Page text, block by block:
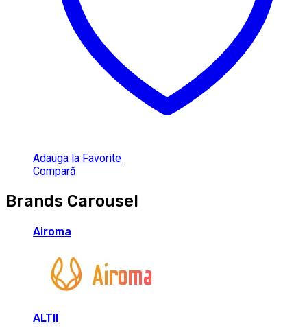
Adauga la Favorite
Compară
Brands Carousel
Airoma
ALTII